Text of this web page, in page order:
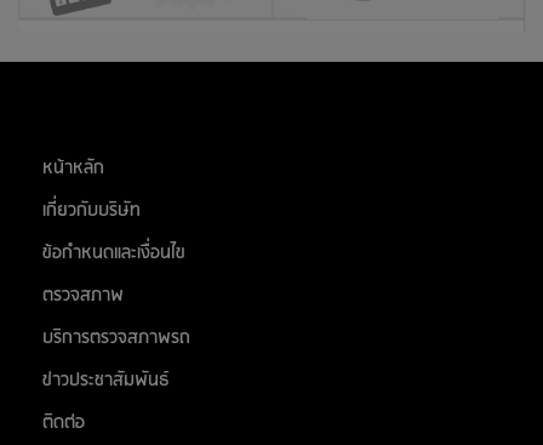
ติวานนท์
สต๊อกแอพเพิล อุดรธานี
27 สิงหาคม 2569
อยุธยาซิตี้พาร์ค จ.อยุธยา
สต๊อกแอพเพิล นครปฐม
ศูนย์การค้า ซีคอนสแควร์
28 สิงหาคม 2569
ติวานนท์
หน้าหลัก
เกี่ยวกับบริษัท
ข้อกำหนดและเงื่อนไข
ตรวจสภาพ
บริการตรวจสภาพรถ
ข่าวประชาสัมพันธ์
ติดต่อ